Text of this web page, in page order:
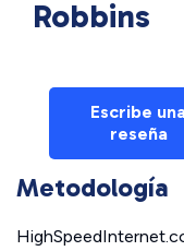
Robbins
Escribe
reseña
Metodología